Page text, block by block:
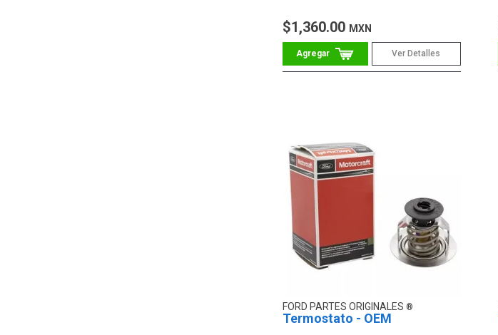
$1,360.00 MXN
Ver Detalles
FORD PARTES ORIGINALES
Termostato - OEM